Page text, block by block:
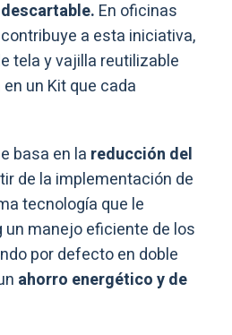
En oficinas
a esta iniciativa,
tela y vajilla reutilizable
un Kit que cada
basa en la reducción del
de la implementación de
tecnología que le
un manejo eficiente de los
por defecto en doble
ahorro energético y de